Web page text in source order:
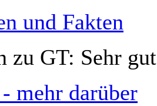
und Fakten
zu GT: Sehr
mehr darüber